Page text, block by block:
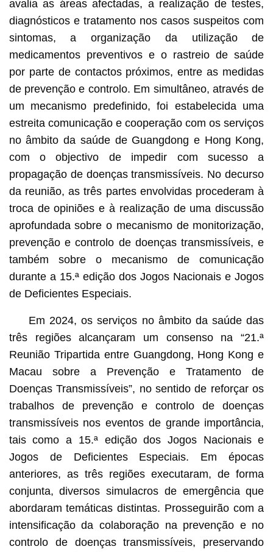
avalia as áreas afectadas, a realização de testes,
diagnósticos e tratamento nos casos suspeitos com
sintomas, a organização da utilização de
medicamentos preventivos e o rastreio de saúde
por parte de contactos próximos, entre as medidas
de prevenção e controlo. Em simultâneo, através de
um mecanismo predefinido, foi estabelecida uma
estreita comunicação e cooperação com os serviços
no âmbito da saúde de Guangdong e Hong Kong,
com o objectivo de impedir com sucesso a
propagação de doenças transmissíveis. No decurso
da reunião, as três partes envolvidas procederam à
troca de opiniões e à realização de uma discussão
aprofundada sobre o mecanismo de monitorização,
prevenção e controlo de doenças transmissíveis, e
também sobre o mecanismo de comunicação
durante a 15.ª edição dos Jogos Nacionais e Jogos
de Deficientes Especiais.
Em 2024, os serviços no âmbito da saúde das
três regiões alcançaram um consenso na “21.ª
Reunião Tripartida entre Guangdong, Hong Kong e
Macau sobre a Prevenção e Tratamento de
Doenças Transmissíveis”, no sentido de reforçar os
trabalhos de prevenção e controlo de doenças
transmissíveis nos eventos de grande importância,
tais como a 15.ª edição dos Jogos Nacionais e
Jogos de Deficientes Especiais. Em épocas
anteriores, as três regiões executaram, de forma
conjunta, diversos simulacros de emergência que
abordaram temáticas distintas. Prosseguirão com a
intensificação da colaboração na prevenção e no
controlo de doenças transmissíveis, preservando